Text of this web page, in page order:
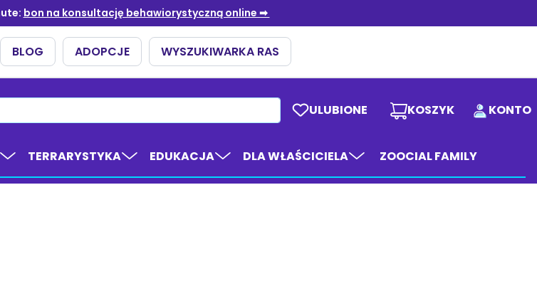
KOSZYK
ULUBIONE KONTO
TERRARYSTYKA EDUKACJA DLA WŁAŚCICIELA ZOOCIAL FAMILY